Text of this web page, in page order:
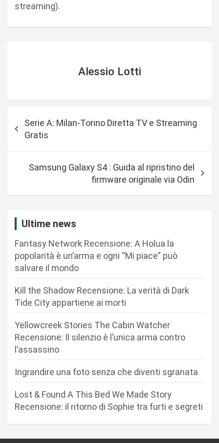
streaming).
Alessio Lotti
a
Serie A: Milan-Torino Diretta TV e Streaming
Gratis
Samsung Galaxy S4 : Guida al ripristino del
firmware originale via Odin
Ultime news
Fantasy Network Recensione: A Holua la
popolarità è un’arma e ogni “Mi piace” può
salvare il mondo
Kill the Shadow Recensione: La verità di Dark
Tide City appartiene ai morti
Yellowcreek Stories The Cabin Watcher
Recensione: Il silenzio è l’unica arma contro
l’assassino
Ingrandire una foto senza che diventi sgranata
Lost & Found A This Bed We Made Story
Recensione: il ritorno di Sophie tra furti e segreti